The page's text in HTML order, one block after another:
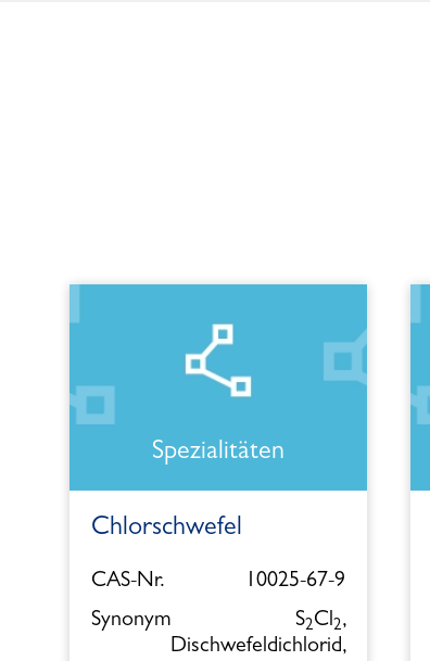
Spezialitäten
Chlorschwefel
CAS-Nr.
10025-67-9
Synonym
S2Cl2,
Dischwefeldichlorid,